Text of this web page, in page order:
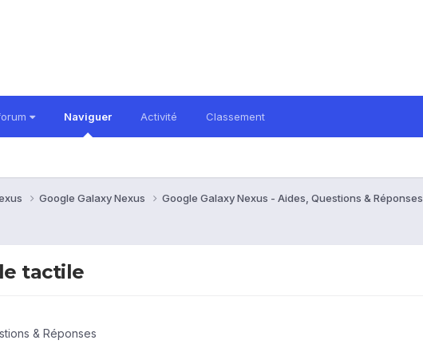
Naviguer Activité Classement
Google Galaxy Nexus
Google Galaxy Nexus - Aides, Questions & Réponses
tactile
& Réponses